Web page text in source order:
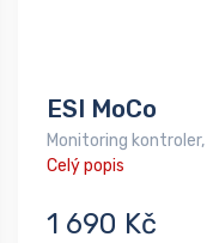
ESI MoCo
Monitoring
Celý popis
1 690 Kč